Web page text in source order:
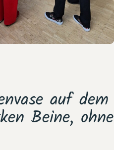
auf dem
Beine, ohne